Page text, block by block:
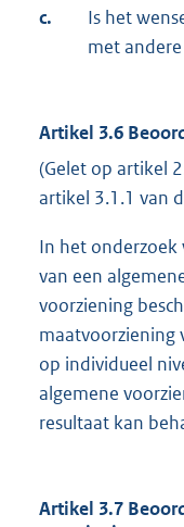
c.
Is het
met
Artikel 3.6
(Gelet op artikel
artikel 3.1.1 van
In het
van een
voorziening
maatvoorziening
op individueel
algemene
resultaat kan
Artikel 3.7